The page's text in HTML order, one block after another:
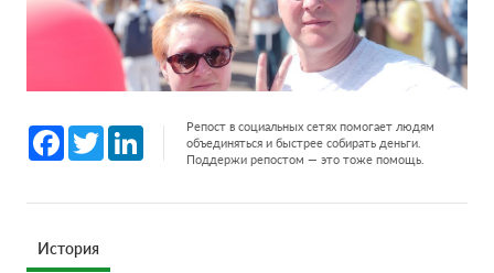
Facebook
Twitter LinkedInРепост в социальных сетях помогает людям
объединяться и быстрее собирать деньги.
Поддержи репостом — это тоже помощь.
История